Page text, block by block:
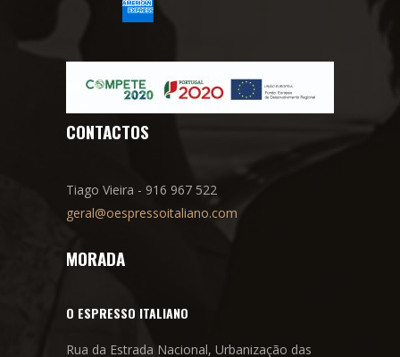
CONTACTOS
Tiago Vieira - 916 967 522
geral@oespressoitaliano.com
MORADA
O ESPRESSO ITALIANO
Rua da Estrada Nacional, Urbanização das